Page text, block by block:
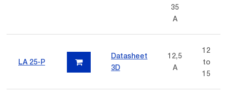
35
A
LA 25-P
Datasheet
3D
12,5
A
12
to
15